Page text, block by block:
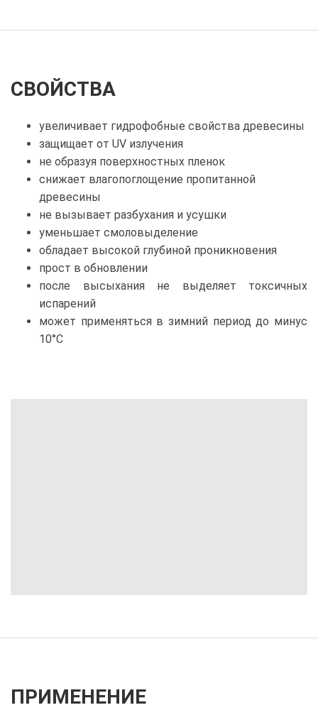
СВОЙСТВА
увеличивает гидрофобные свойства древесины
защищает от UV излучения
не образуя поверхностных пленок
снижает влагопоглощение пропитанной
древесины
не вызывает разбухания и усушки
уменьшает смоловыделение
обладает высокой глубиной проникновения
прост в обновлении
после высыхания не выделяет токсичных
испарений
может применяться в зимний период до минус
10°С
ПРИМЕНЕНИЕ